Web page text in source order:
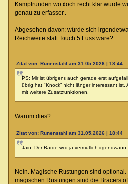
Kampfrunden wo doch recht klar wurde
genau zu erfassen.
Abgesehen davon: würde sich
Reichweite statt Touch 5 Fuss wäre?
Zitat von: Runenstahl am 31.05.2026 | 18:44
PS: Mir ist übrigens auch gerade erst
übrig hat "Knock" nicht länger interessant ist.
mit weitere Zusatzfunktionen.
Warum dies?
Zitat von: Runenstahl am 31.05.2026 | 18:44
Jain. Der Barde wird ja vermutlich irgendwann
Nein. Magische Rüstungen sind
magischen Rüstungen sind die Bracers